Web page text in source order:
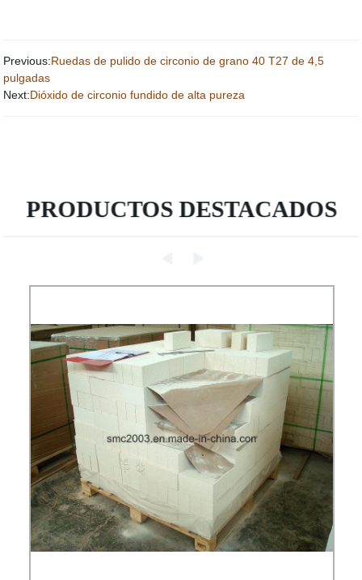
Previous:Ruedas de pulido de circonio de grano 40 T27 de 4,5
pulgadas
Next:Dióxido de circonio fundido de alta pureza
PRODUCTOS DESTACADOS